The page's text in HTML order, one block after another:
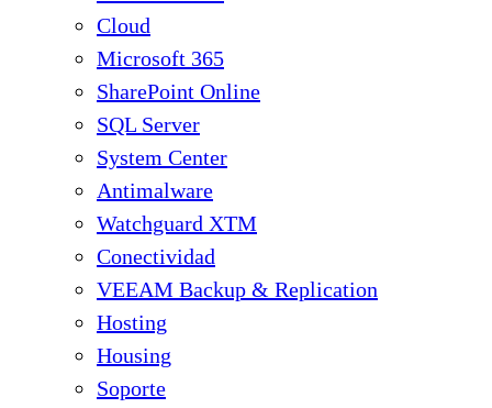
Cloud
Microsoft 365
SharePoint Online
SQL Server
System Center
Antimalware
Watchguard XTM
Conectividad
VEEAM Backup & Replication
Hosting
Housing
Soporte